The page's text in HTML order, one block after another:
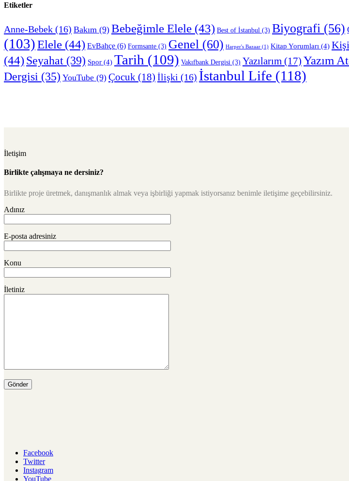
Etiketler
Anne-Bebek (16) Bakım (9) Bebeğimle Elele (43) Best of İstanbul (3) Biyografi (56)
(103)Elele (44) EvBahçe (6) Formsante (3) Genel (60) Harper's Bazaar (1) Kitap Yorumları (4)
(44)Seyahat (39) Spor (4) Tarih (109) Vakıfbank Dergisi (3) Yazılarım (17) Yazım
Dergisi (35) YouTube (9) Çocuk (18) İlişki (16) İstanbul Life (118)
İletişim
Birlikte çalışmaya ne dersiniz?
Birlikte proje üretmek, danışmanlık almak veya işbirliği yapmak istiyorsanız benimle iletişime geçebilirsiniz.
Adınız
E-posta adresiniz
Konu
İletiniz
Facebook
Twitter
Instagram
YouTube